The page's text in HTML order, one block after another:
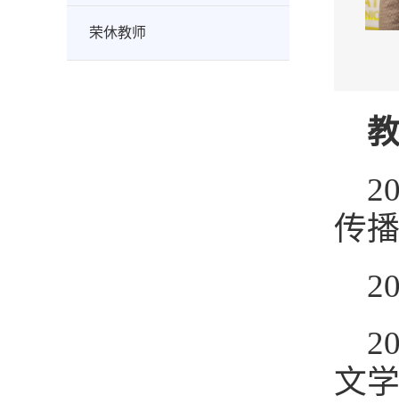
荣休教师
传
文